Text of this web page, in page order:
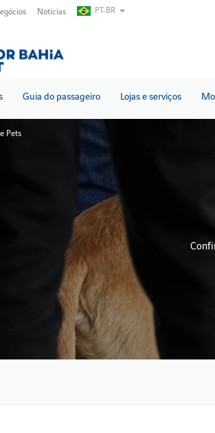
Notícias PT-BR
Guia do passageiro Lojas e serviços
Pets